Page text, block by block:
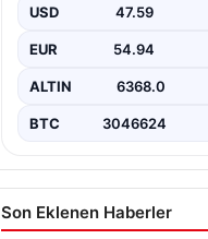
USD 47.59
EUR 54.94
ALTIN 6368.0
BTC 3046624
Son Eklenen Haberler